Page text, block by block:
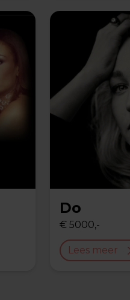
Do
€ 5000,-
Lees meer